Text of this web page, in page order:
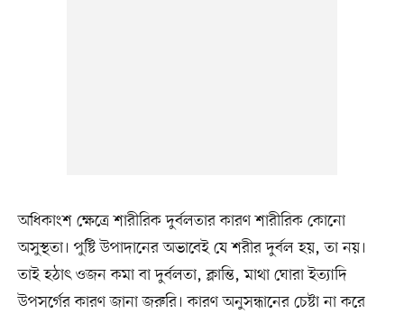
অধিকাংশ ক্ষেত্রে শারীরিক দুর্বলতার কারণ শারীরিক কোনো
অসুস্থতা। পুষ্টি উপাদানের অভাবেই যে শরীর দুর্বল হয়, তা নয়।
তাই হঠাৎ ওজন কমা বা দুর্বলতা, ক্লান্তি, মাথা ঘোরা ইত্যাদি
উপসর্গের কারণ জানা জরুরি। কারণ অনুসন্ধানের চেষ্টা না করে